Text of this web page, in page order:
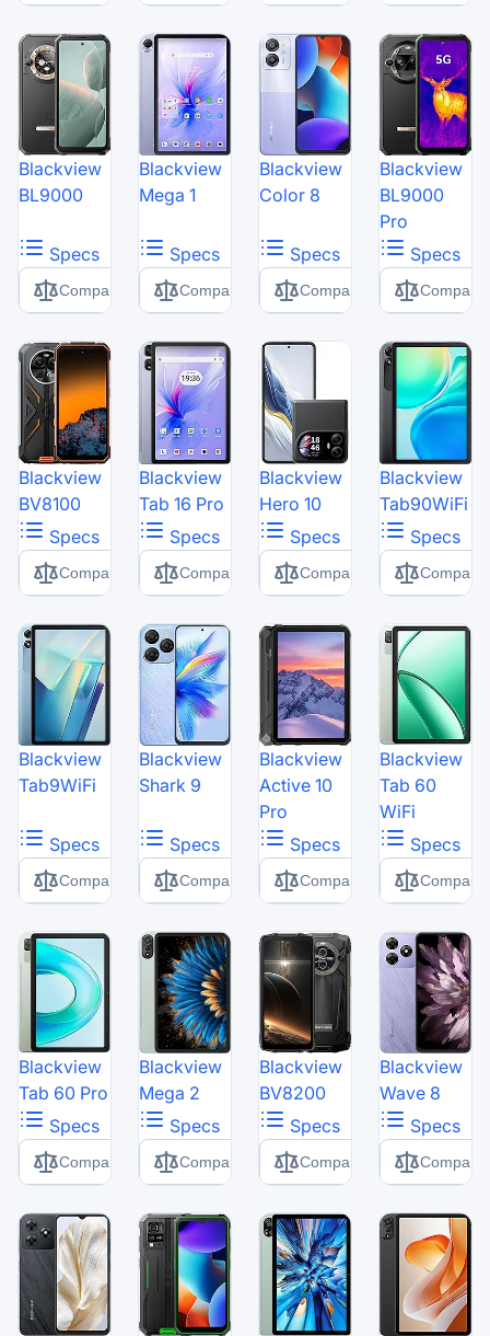
Blackview
BL9000
Specs
Comparer
Blackview
Mega 1
Specs
Comparer
Blackview
Color 8
Specs
Comparer
Blackview
BL9000
Pro
Specs
Comparer
Blackview
BV8100
Specs
Comparer
Blackview
Tab 16 Pro
Specs
Comparer
Blackview
Hero 10
Specs
Comparer
Blackview
Tab90WiFi
Specs
Comparer
Blackview
Tab9WiFi
Specs
Comparer
Blackview
Shark 9
Specs
Comparer
Blackview
Active 10
Pro
Specs
Comparer
Blackview
Tab 60
WiFi
Specs
Comparer
Blackview
Tab 60 Pro
Specs
Comparer
Blackview
Mega 2
Specs
Comparer
Blackview
BV8200
Specs
Comparer
Blackview
Wave 8
Specs
Comparer